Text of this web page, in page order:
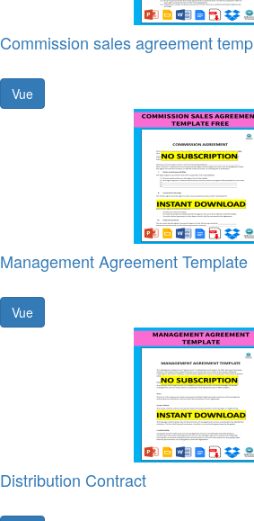
Commission sales agreement
Vue
Management Agreement Template
Vue
Distribution Contract